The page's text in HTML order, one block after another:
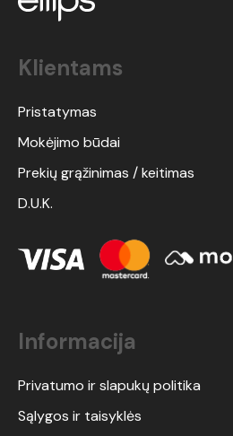
Klientams
Pristatymas
Mokėjimo būdai
Prekių grąžinimas / keitimas
D.U.K.
Informacija
Privatumo ir slapukų politika
Sąlygos ir taisyklės